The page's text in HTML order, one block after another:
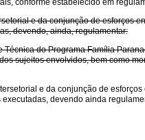
conforme estabelecido em
e da conjunção de esforços
devendo, ainda, regulamentar:
do Programa Família
sujeitos envolvidos, bem como
e da conjunção de
devendo ainda